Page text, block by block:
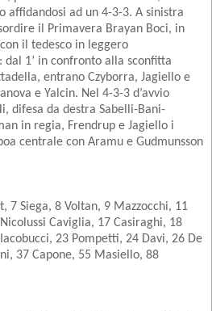
affidandosi ad un 4-3-3. A sinistra
il Primavera Brayan Boci, in
il tedesco in leggero
dal 1’ in confronto alla sconfitta
entrano Czyborra, Jagiello e
e Yalcin. Nel 4-3-3 d’avvio
difesa da destra Sabelli-Bani-
in regia, Frendrup e Jagiello i
centrale con Aramu e Gudmunsson
7 Siega, 8 Voltan, 9 Mazzocchi, 11
Caviglia, 17 Casiraghi, 18
23 Pompetti, 24 Davi, 26 De
37 Capone, 55 Masiello, 88